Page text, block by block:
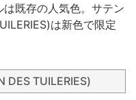
既存の人気色。サテン
は新色で限定
DES TUILERIES)